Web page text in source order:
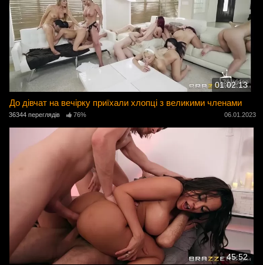
01:02:13
До дівчат на вечірку приїхали хлопці з великими членами
36344 переглядів 76% 06.01.2023
45:52